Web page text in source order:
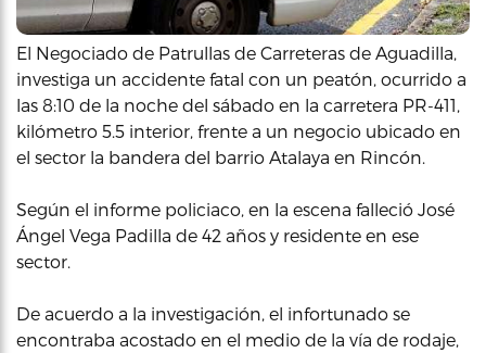
El Negociado de Patrullas de Carreteras de Aguadilla,
investiga un accidente fatal con un peatón, ocurrido a
las 8:10 de la noche del sábado en la carretera PR-411,
kilómetro 5.5 interior, frente a un negocio ubicado en
el sector la bandera del barrio Atalaya en Rincón.
Según el informe policiaco, en la escena falleció José
Ángel Vega Padilla de 42 años y residente en ese
sector.
De acuerdo a la investigación, el infortunado se
encontraba acostado en el medio de la vía de rodaje,